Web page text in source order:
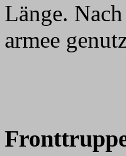
Länge.
armee